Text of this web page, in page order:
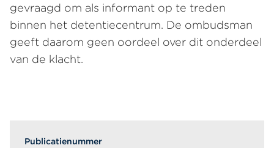
gevraagd om als informant op te treden
binnen het detentiecentrum. De ombudsman
geeft daarom geen oordeel over dit onderdeel
van de klacht.
Publicatienummer